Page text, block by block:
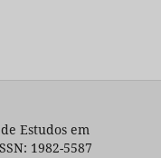
Estudos em
1982-5587